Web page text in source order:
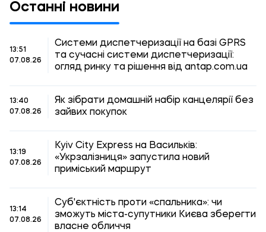
Останні новини
13:51
07.08.26
Системи диспетчеризації на базі GPRS
та сучасні системи диспетчеризації:
огляд ринку та рішення від antap.com.ua
13:40
07.08.26
Як зібрати домашній набір канцелярії без
зайвих покупок
13:19
07.08.26
Kyiv City Express на Васильків:
«Укрзалізниця» запустила новий
приміський маршрут
13:14
07.08.26
Суб'єктність проти «спальника»: чи
зможуть міста-супутники Києва зберегти
власне обличчя